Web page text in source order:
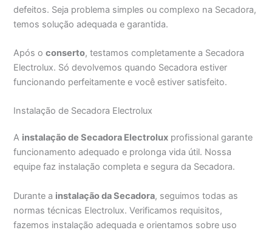
defeitos. Seja problema simples ou complexo na Secadora,
temos solução adequada e garantida.
Após oconserto, testamos completamente a Secadora
Electrolux. Só devolvemos quando Secadora estiver
funcionando perfeitamente e você estiver satisfeito.
Instalação de Secadora Electrolux
A instalação de Secadora Electrolux profissional garante
funcionamento adequado e prolonga vida útil. Nossa
equipe faz instalação completa e segura da Secadora.
Durante a instalação da Secadora, seguimos todas as
normas técnicas Electrolux. Verificamos requisitos,
fazemos instalação adequada e orientamos sobre uso